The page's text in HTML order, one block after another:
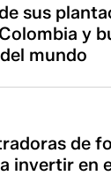
sus
y
mundo
de
invertir en